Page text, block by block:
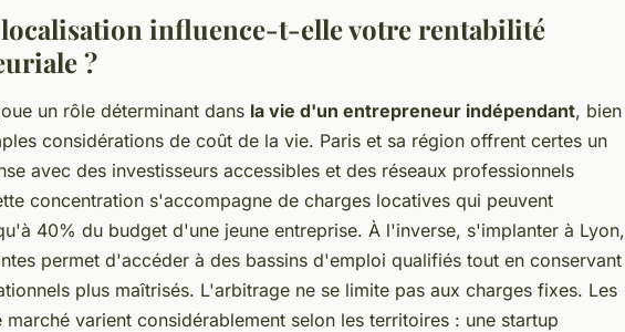
influence-t-elle votre rentabilité
?
un rôle déterminant dans la vie d'un entrepreneur indépendant, bien
considérations de coût de la vie. Paris et sa région offrent certes un
avec des investisseurs accessibles et des réseaux professionnels
concentration s'accompagne de charges locatives qui peuvent
40% du budget d'une jeune entreprise. À l'inverse, s'implanter à Lyon,
permet d'accéder à des bassins d'emploi qualifiés tout en conservant
plus maîtrisés. L'arbitrage ne se limite pas aux charges fixes. Les
varient considérablement selon les territoires : une startup